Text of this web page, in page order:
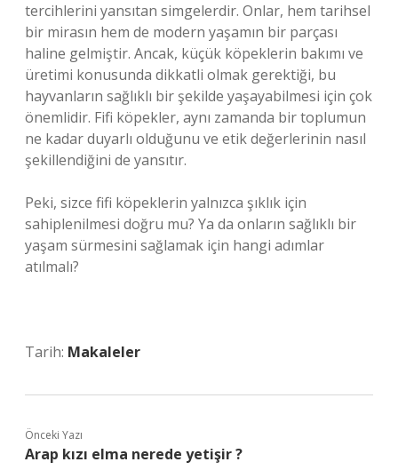
tercihlerini yansıtan simgelerdir. Onlar, hem tarihsel
bir mirasın hem de modern yaşamın bir parçası
haline gelmiştir. Ancak, küçük köpeklerin bakımı ve
üretimi konusunda dikkatli olmak gerektiği, bu
hayvanların sağlıklı bir şekilde yaşayabilmesi için çok
önemlidir. Fifi köpekler, aynı zamanda bir toplumun
ne kadar duyarlı olduğunu ve etik değerlerinin nasıl
şekillendiğini de yansıtır.
Peki, sizce fifi köpeklerin yalnızca şıklık için
sahiplenilmesi doğru mu? Ya da onların sağlıklı bir
yaşam sürmesini sağlamak için hangi adımlar
atılmalı?
Tarih: Makaleler
Önceki Yazı
Arap kızı elma nerede yetişir ?